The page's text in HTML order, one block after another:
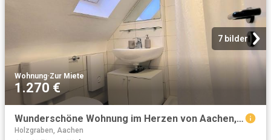
7 bilder
Wohnung·Zur Miete
1.270 €
Wunderschöne Wohnung im Herzen von Aachen, Aachen Amsterdam Apartments for Rent
Holzgraben, Aachen